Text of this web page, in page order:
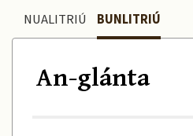
NUALITRIÚ BUNLITRIÚ
An-glánta